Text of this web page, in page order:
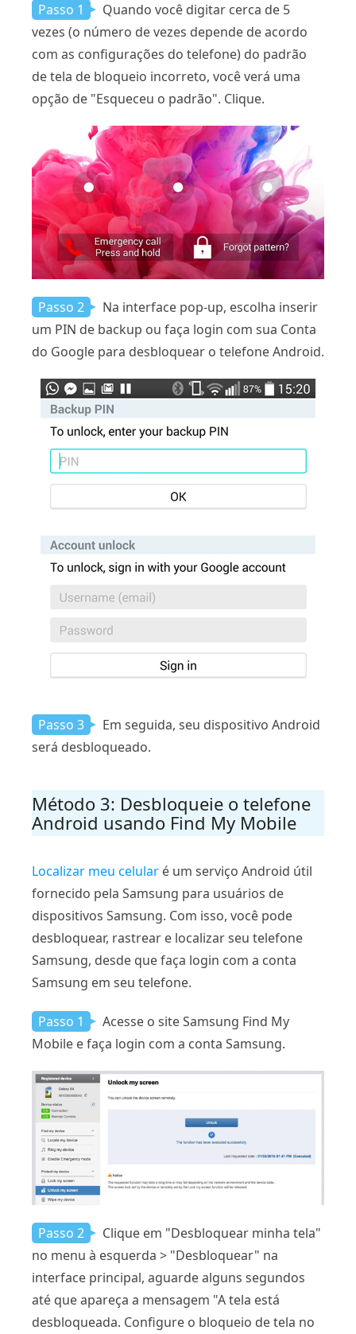
Passo 1
Quando você digitar cerca de 5
vezes (o número de vezes depende de acordo
com as configurações do telefone) do padrão
de tela de bloqueio incorreto, você verá uma
opção de "Esqueceu o padrão". Clique.
Passo 2
Na interface pop-up, escolha inserir
um PIN de backup ou faça login com sua Conta
do Google para desbloquear o telefone Android.
Passo 3
Em seguida, seu dispositivo Android
será desbloqueado.
Método 3: Desbloqueie o telefone
Android usando Find My Mobile
Localizar meu celular é um serviço Android útil
fornecido pela Samsung para usuários de
dispositivos Samsung. Com isso, você pode
desbloquear, rastrear e localizar seu telefone
Samsung, desde que faça login com a conta
Samsung em seu telefone.
Passo 1
Acesse o site Samsung Find My
Mobile e faça login com a conta Samsung.
Passo 2
Clique em "Desbloquear minha tela"
no menu à esquerda > "Desbloquear" na
interface principal, aguarde alguns segundos
até que apareça a mensagem "A tela está
desbloqueada. Configure o bloqueio de tela no